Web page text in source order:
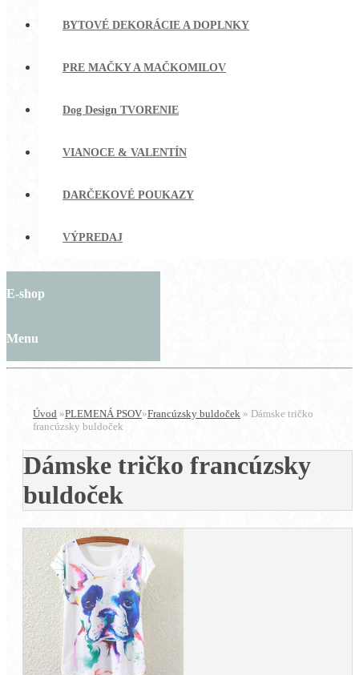
BYTOVÉ DEKORÁCIE A DOPLNKY
PRE MAČKY A MAČKOMILOV
Dog Design TVORENIE
VIANOCE & VALENTÍN
DARČEKOVÉ POUKAZY
VÝPREDAJ
E-shop
Menu
Úvod »PLEMENÁ PSOV»Francúzsky buldoček » Dámske tričko
francúzsky buldoček
Dámske tričko francúzsky
buldoček